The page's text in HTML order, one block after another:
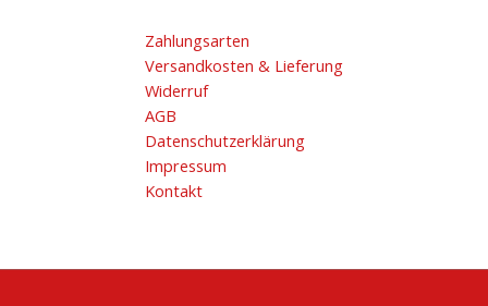
Zahlungsarten
Versandkosten & Lieferung
Widerruf
AGB
Datenschutzerklärung
Impressum
Kontakt